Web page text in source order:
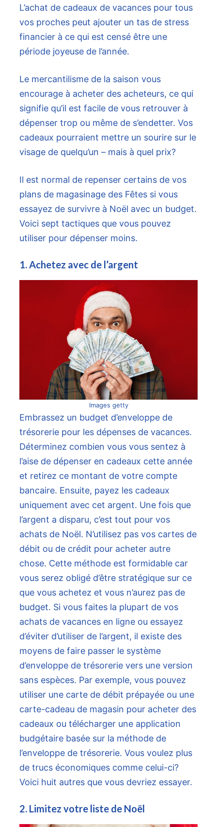
L’achat de cadeaux de vacances pour tous
vos proches peut ajouter un tas de stress
financier à ce qui est censé être une
période joyeuse de l’année.
Le mercantilisme de la saison vous
encourage à acheter des acheteurs, ce qui
signifie qu’il est facile de vous retrouver à
dépenser trop ou même de s’endetter. Vos
cadeaux pourraient mettre un sourire sur le
visage de quelqu’un – mais à quel prix?
Il est normal de repenser certains de vos
plans de magasinage des Fêtes si vous
essayez de survivre à Noël avec un budget.
Voici sept tactiques que vous pouvez
utiliser pour dépenser moins.
1. Achetez avec de l’argent
Images getty
Embrassez un budget d’enveloppe de
trésorerie pour les dépenses de vacances.
Déterminez combien vous vous sentez à
l’aise de dépenser en cadeaux cette année
et retirez ce montant de votre compte
bancaire. Ensuite, payez les cadeaux
uniquement avec cet argent. Une fois que
l’argent a disparu, c’est tout pour vos
achats de Noël. N’utilisez pas vos cartes de
débit ou de crédit pour acheter autre
chose. Cette méthode est formidable car
vous serez obligé d’être stratégique sur ce
que vous achetez et vous n’aurez pas de
budget. Si vous faites la plupart de vos
achats de vacances en ligne ou essayez
d’éviter d’utiliser de l’argent, il existe des
moyens de faire passer le système
d’enveloppe de trésorerie vers une version
sans espèces. Par exemple, vous pouvez
utiliser une carte de débit prépayée ou une
carte-cadeau de magasin pour acheter des
cadeaux ou télécharger une application
budgétaire basée sur la méthode de
l’enveloppe de trésorerie. Vous voulez plus
de trucs économiques comme celui-ci?
Voici huit autres que vous devriez essayer.
2. Limitez votre liste de Noël